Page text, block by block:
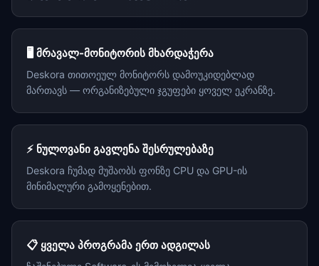
🖥️ მრავალ-მონიტორის მხარდაჭერა
Deskora თითოეულ მონიტორს დამოუკიდებლად
მართავს — ორგანიზებული ჯგუფები ყოველ ეკრანზე.
⚡ ნულოვანი გავლენა შესრულებაზე
Deskora ჩუმად მუშაობს ფონზე CPU და GPU-ის
მინიმალური გამოყენებით.
📋 ყველა პროგრამა ერთ ადგილას